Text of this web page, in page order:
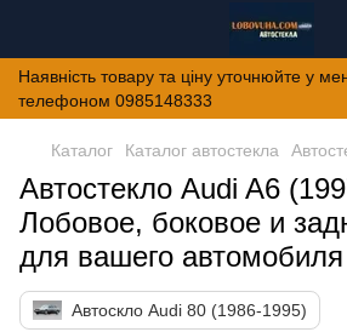
Наявність товару та ціну уточнюйте у
телефоном 0985148333
Каталог Каталог автостекла
Автостекло Audi A6
Лобовое, боковое и
для вашего автомобиля
Автоскло Audi 80 (1986-1995)